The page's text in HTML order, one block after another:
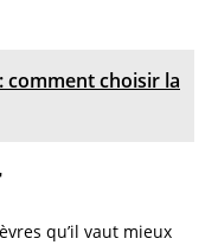
comment choisir la
qu’il vaut mieux